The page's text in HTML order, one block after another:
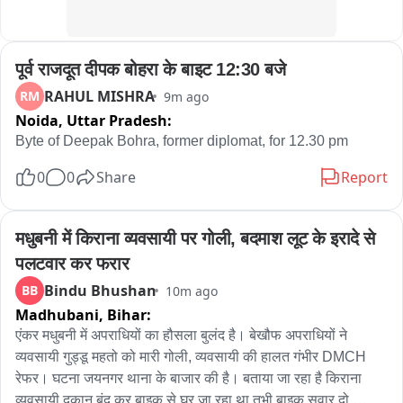
पूर्व राजदूत दीपक बोहरा के बाइट 12:30 बजे
RM RAHUL MISHRA 9m ago
Noida, Uttar Pradesh:
Byte of Deepak Bohra, former diplomat, for 12.30 pm
0 0 Share Report
मधुबनी में किराना व्यवसायी पर गोली, बदमाश लूट के इरादे से
पलटवार कर फरार
BB Bindu Bhushan 10m ago
Madhubani, Bihar:
एंकर मधुबनी में अपराधियों का हौसला बुलंद है। बेखौफ अपराधियों ने
व्यवसायी गुड्डू महतो को मारी गोली, व्यवसायी की हालत गंभीर DMCH
रेफर। घटना जयनगर थाना के बाजार की है। बताया जा रहा है किराना
व्यवसायी दुकान बंद कर बाइक से घर जा रहा था तभी बाइक सवार दो